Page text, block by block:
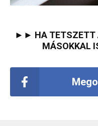
►► HA TETSZETT
MÁSOKKAL